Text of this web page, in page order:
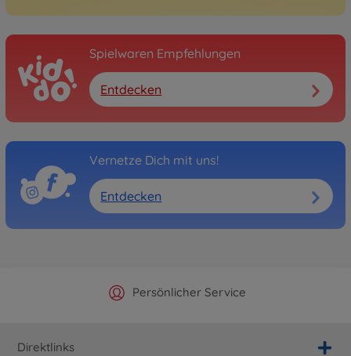
Spielwaren Empfehlungen
Entdecken
Vernetze Dich mit uns!
Entdecken
Offizieller Hersteller Shop
Persönlicher Service
Versandkostenfrei ab 25€
Schnelle Lieferung
Direktlinks